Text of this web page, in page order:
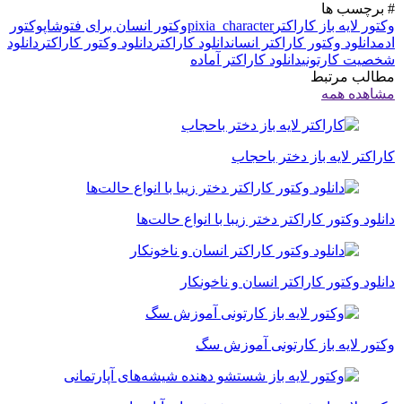
# برچسب ها
وکتور لایه باز کاراکترpixia_characterوکتور انسان برای فتوشاپوکتور
ادمدانلود وکتور کاراکتر انساندانلود کاراکتر دانلود وکتور کاراکتر دانلود
شخصیت کارتونیدانلود کاراکتر آماده
مطالب مرتبط
مشاهده همه
کاراکتر لایه باز دختر باحجاب
دانلود وکتور کاراکتر دختر زیبا با انواع حالت‌ها
دانلود وکتور کاراکتر انسان و ناخونکار
وکتور لایه باز کارتونی آموزش سگ